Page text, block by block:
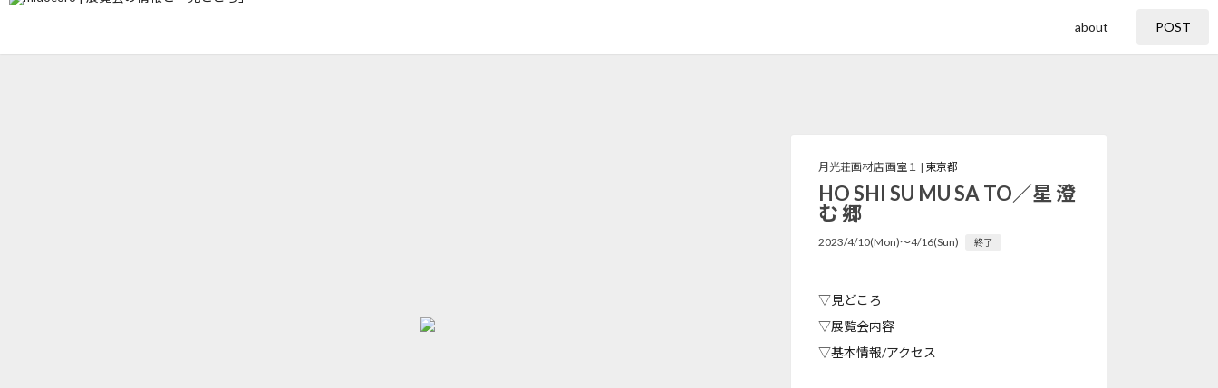
about POST
月光荘画材店 画室１ | 東京都
HO SHI SU MU SA TO／星 澄
む 郷
2023/4/10(Mon)〜4/16(Sun) 終了
▽見どころ
▽展覧会内容
▽基本情報/アクセス